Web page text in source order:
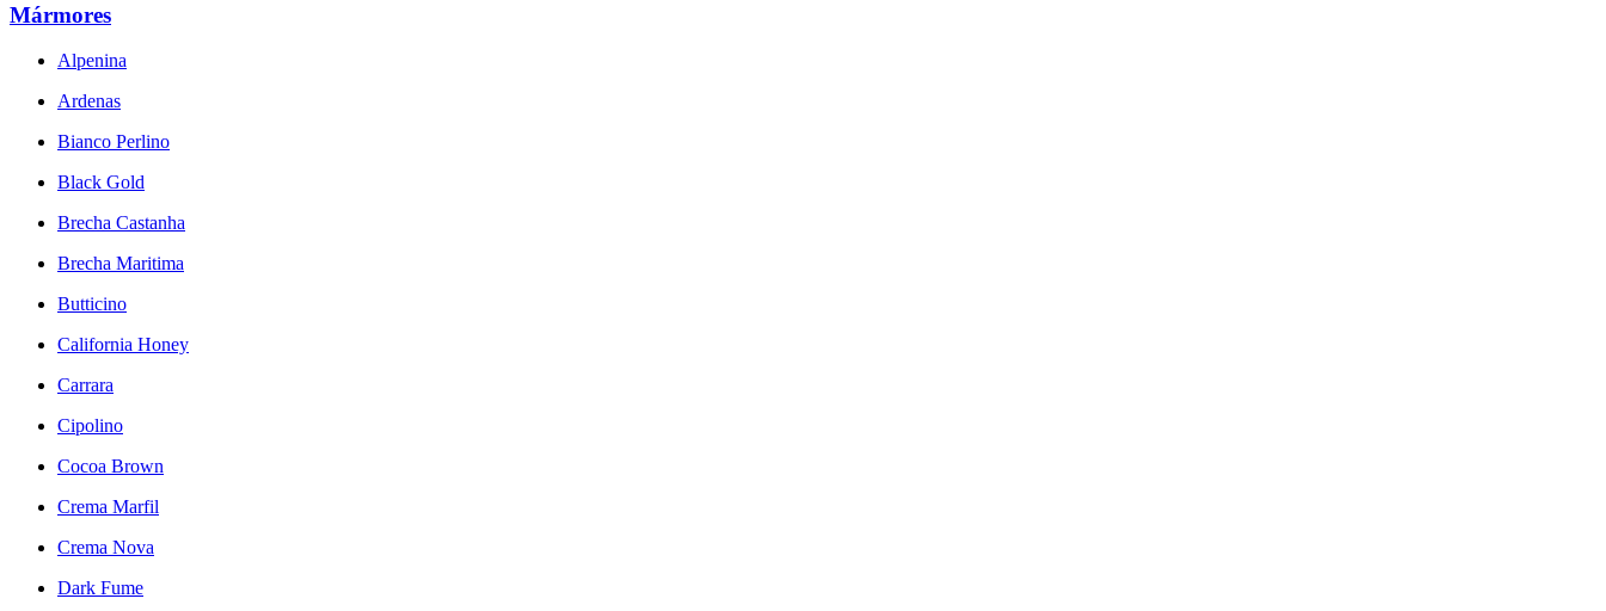
Mármores
Alpenina
Ardenas
Bianco Perlino
Black Gold
Brecha Castanha
Brecha Maritima
Butticino
California Honey
Carrara
Cipolino
Cocoa Brown
Crema Marfil
Crema Nova
Dark Fume